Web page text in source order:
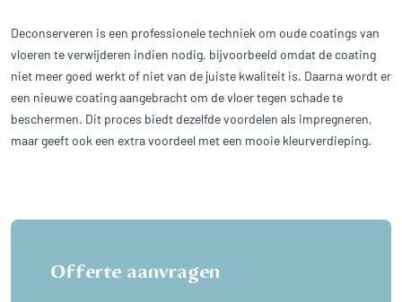
Deconserveren is een professionele techniek om oude coatings van
vloeren te verwijderen indien nodig, bijvoorbeeld omdat de coating
niet meer goed werkt of niet van de juiste kwaliteit is. Daarna wordt er
een nieuwe coating aangebracht om de vloer tegen schade te
beschermen. Dit proces biedt dezelfde voordelen als impregneren,
maar geeft ook een extra voordeel met een mooie kleurverdieping.
Offerte aanvragen